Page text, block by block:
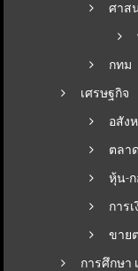
ศาส
กทม
เศรษฐกิจ
อสัง
ตลา
หุ้น-
การ
ขาย
การศึกษา